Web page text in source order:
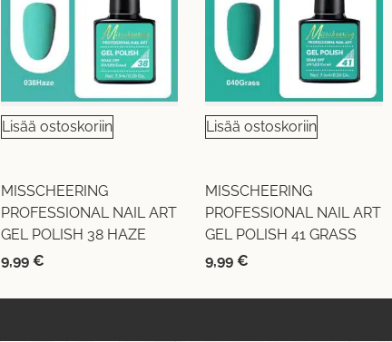
Lisää ostoskoriin
MISSCHEERING
PROFESSIONAL NAIL ART
GEL POLISH 38 HAZE
9,99 €
Lisää ostoskoriin
MISSCHEERING
PROFESSIONAL NAIL ART
GEL POLISH 41 GRASS
9,99€